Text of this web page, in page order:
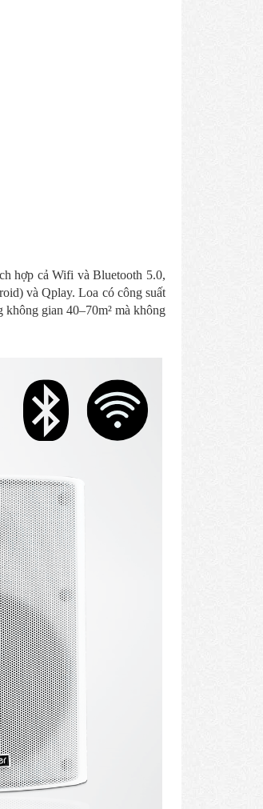
hợp cả Wifi và Bluetooth 5.0,
và Qplay. Loa có công suất
gian 40–70m² mà không